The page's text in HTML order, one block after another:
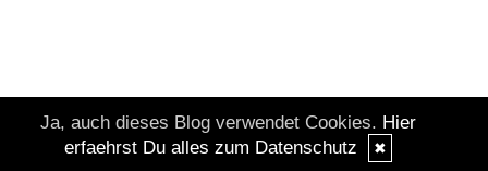
Ja, auch dieses Blog verwendet Cookies. Hier
erfaehrst Du alles zum Datenschutz
✖